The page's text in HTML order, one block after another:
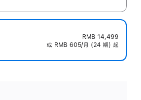
RMB 14,499
或 RMB 605/月 (24 期) 起